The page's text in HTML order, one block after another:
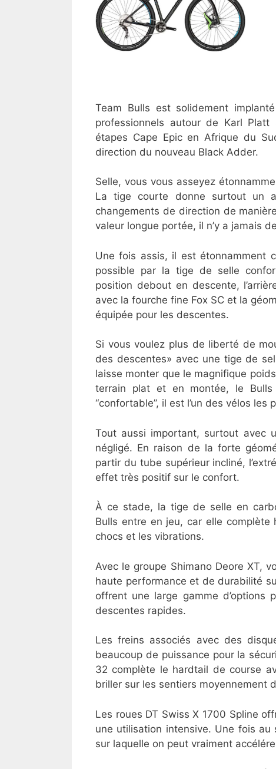
Team Bulls est solidement
professionnels autour de Karl
étapes Cape Epic en Afrique du
direction du nouveau Black Adder.
Selle, vous vous asseyez
La tige courte donne surtout un
changements de direction de
valeur longue portée, il n’y a jamais
Une fois assis, il est étonnamment
possible par la tige de selle
position debout en descente,
avec la fourche fine Fox SC et la
équipée pour les descentes.
Si vous voulez plus de liberté de
des descentes» avec une tige de
laisse monter que le magnifique
terrain plat et en montée, le
“confortable”, il est l’un des vélos les
Tout aussi important, surtout avec
négligé. En raison de la forte
partir du tube supérieur incliné,
effet très positif sur le confort.
À ce stade, la tige de selle en
Bulls entre en jeu, car elle
chocs et les vibrations.
Avec le groupe Shimano Deore XT,
haute performance et de durabilité
offrent une large gamme
descentes rapides.
Les freins associés avec des
beaucoup de puissance pour la
32 complète le hardtail de course
briller sur les sentiers moyennement
Les roues DT Swiss X 1700 Spline
une utilisation intensive. Une fois au
sur laquelle on peut vraiment